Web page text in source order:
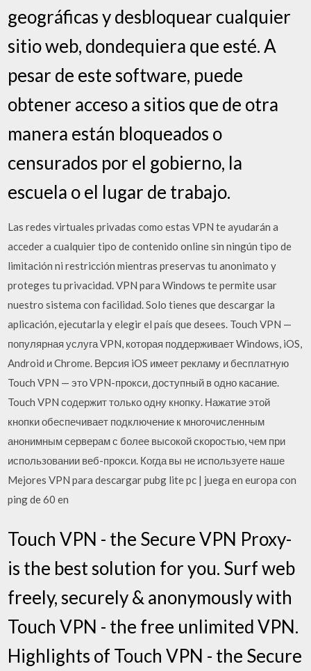
geográficas y desbloquear cualquier
sitio web, dondequiera que esté. A
pesar de este software, puede
obtener acceso a sitios que de otra
manera están bloqueados o
censurados por el gobierno, la
escuela o el lugar de trabajo.
Las redes virtuales privadas como estas VPN te ayudarán a
acceder a cualquier tipo de contenido online sin ningún tipo de
limitación ni restricción mientras preservas tu anonimato y
proteges tu privacidad. VPN para Windows te permite usar
nuestro sistema con facilidad. Solo tienes que descargar la
aplicación, ejecutarla y elegir el país que desees. Touch VPN —
популярная услуга VPN, которая поддерживает Windows, iOS,
Android и Chrome. Версия iOS имеет рекламу и бесплатную
Touch VPN — это VPN-прокси, доступный в одно касание.
Touch VPN содержит только одну кнопку. Нажатие этой
кнопки обеспечивает подключение к многочисленным
анонимным серверам с более высокой скоростью, чем при
использовании веб-прокси. Когда вы не используете наше
Mejores VPN para descargar pubg lite pc | juega en europa con
ping de 60 en
Touch VPN - the Secure VPN Proxy-
is the best solution for you. Surf web
freely, securely & anonymously with
Touch VPN - the free unlimited VPN.
Highlights of Touch VPN - the Secure